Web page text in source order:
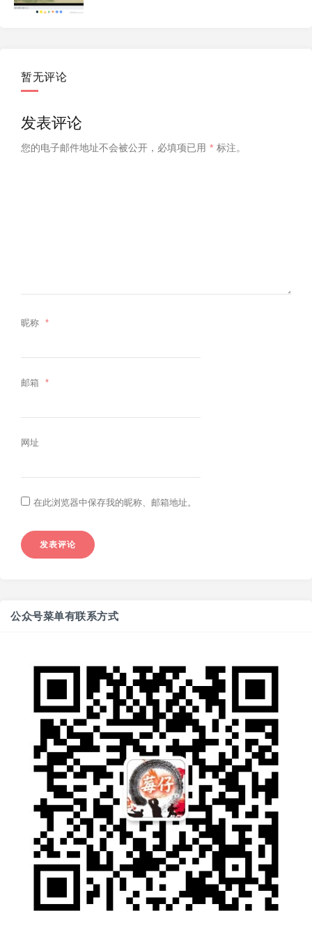
暂无评论
发表评论
您的电子邮件地址不会被公开， 必填项已用 * 标注。
昵称 *
邮箱 *
网址
在此浏览器中保存我的昵称、邮箱地址。
公众号菜单有联系方式